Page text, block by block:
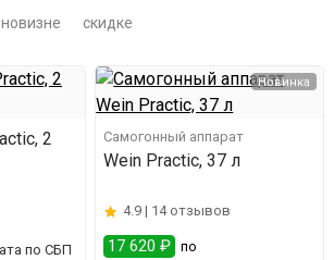
новизне скидке
2
Новинка
Самогонный аппарат
Wein Practic, 37 л
4.9 | 14 отзывов
17 620 ₽ по